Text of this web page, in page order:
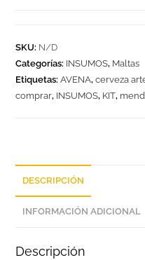
SKU: N/D
Categorías: INSUMOS, Maltas
Etiquetas:AVENA,cerveza
comprar, INSUMOS, KIT,
DESCRIPCIÓN
INFORMACIÓN ADICIONAL
Descripción